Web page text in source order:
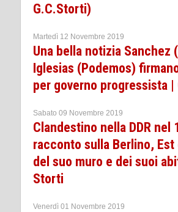
G.C.Storti)
Martedì 12 Novembre 2019
Una bella notizia Sanchez
Iglesias (Podemos)
per governo progressista |
Sabato 09 Novembre 2019
Clandestino nella DDR nel
racconto sulla Berlino, Est
del suo muro e dei suoi
Storti
Venerdì 01 Novembre 2019